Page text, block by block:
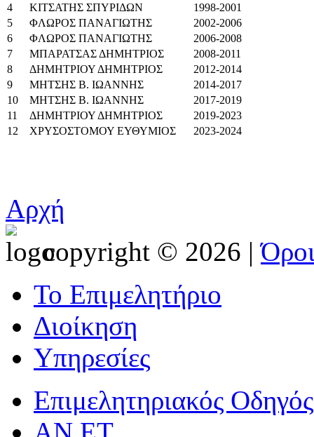
4
ΚΙΤΣΑΤΗΣ ΣΠΥΡΙΔΩΝ
1998-2001
5
ΦΛΩΡΟΣ ΠΑΝΑΓΙΩΤΗΣ
2002-2006
6
ΦΛΩΡΟΣ ΠΑΝΑΓΙΩΤΗΣ
2006-2008
7
ΜΠΑΡΑΤΣΑΣ ΔΗΜΗΤΡΙΟΣ
2008-2011
8
ΔΗΜΗΤΡΙΟΥ ΔΗΜΗΤΡΙΟΣ
2012-2014
9
ΜΗΤΣΗΣ Β. ΙΩΑΝΝΗΣ
2014-2017
10
ΜΗΤΣΗΣ Β. ΙΩΑΝΝΗΣ
2017-2019
11
ΔΗΜΗΤΡΙΟΥ ΔΗΜΗΤΡΙΟΣ
2019-2023
12
ΧΡΥΣΟΣΤΟΜΟΥ ΕΥΘΥΜΙΟΣ 2023-2024
Αρχή
copyright © 2026 |
Το Επιμελητήριο
Διοίκηση
Υπηρεσίες
Επιμελητηριακός Οδηγός